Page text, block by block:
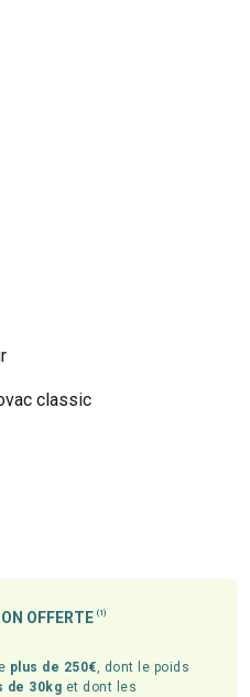
classic
OFFERTE (1)
plus de 250€, dont le poids
de 30kg et dont les